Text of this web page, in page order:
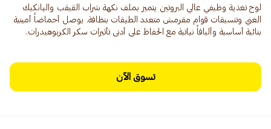
لوح تغذية وظيفي عالي البروتين يتميز بملف نكهة شراب القيقب والبانكيك
الغني وتنسيقات قوام مقرمش متعدد الطبقات بنظافة. يوصل أحماضاً أمينية
بنائية أساسية وأليافاً نباتية مع الحفاظ على أدنى تأثيرات سكر الكربوهيدرات.
تسوق الآن